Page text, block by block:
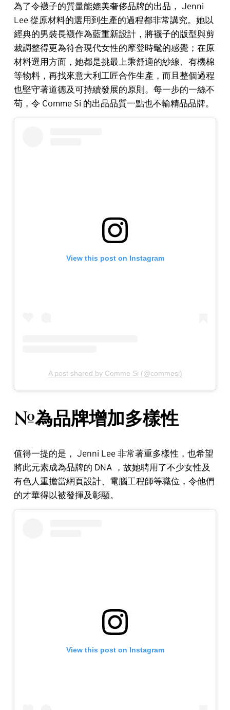
為了令襪子的質量能媲美奢侈品牌的出品， Jenni
Lee 從原材料的選用到生產的過程都非常講究。她以
經典的男裝長襪作為藍重新設計，將襪子的版型與剪
裁調整得更為符合現代女性的摩登時髦的感覺；在原
材料選用方面，她都是挑最上乘舒適的紗線、有機棉
等物料，再找來意大利工匠合作生產，而且整個過程
也堅守著道德及可持續發展的原則。每一步的一絲不
苟，令 Comme Si 的出品品質一點也不輸精品品牌。
View this post on Instagram
A post shared by Comme Si (@commesi)
#為品牌增加多樣性
值得一提的是， Jenni Lee 非常著重多樣性，也希望
將此元素成為品牌的 DNA ，故她聘用了不少女性及
有色人重擔當網頁設計、電腦工程師等職位，令他們
的才華得以被發揮及彰顯。
View this post on Instagram